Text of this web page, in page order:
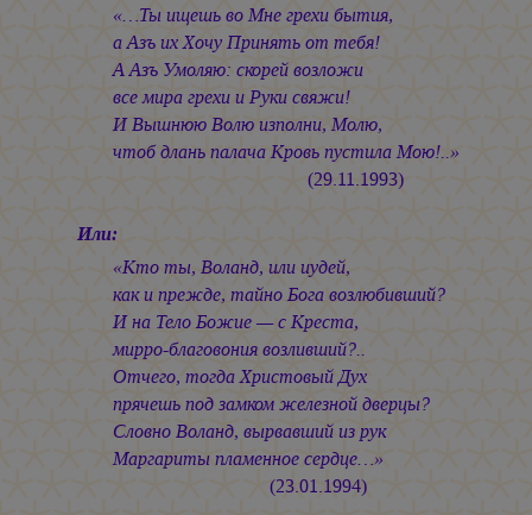
«…Ты ищешь во Мне грехи бытия,
а Азъ их Хочу Принять от тебя!
А Азъ Умоляю: скорей возложи
все мира грехи и Руки свяжи!
И Вышнюю Волю изполни, Молю,
чтоб длань палача Кровь пустила Мою!..»
(29.11.1993)
Или:
«Кто ты, Воланд, или иудей,
как и прежде, тайно Бога возлюбивший?
И на Тело Божие — с Креста,
мирро-благовония возливший?..
Отчего, тогда Христовый Дух
прячешь под замком железной дверцы?
Словно Воланд, вырвавший из рук
Маргариты пламенное сердце…»
(23.01.1994)